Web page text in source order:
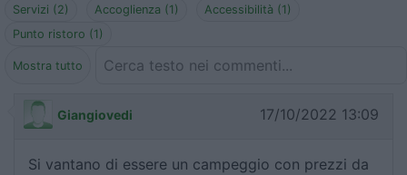
Servizi (2)
Accoglienza (1)
Accessibilità (1)
Punto ristoro (1)
Mostra tutto
Giangiovedi 17/10/2022 13:09
Si vantano di essere un campeggio con prezzi da